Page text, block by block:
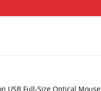
USB Full-Size Optical Mouse